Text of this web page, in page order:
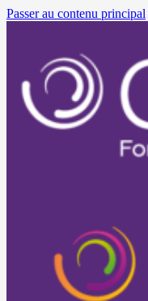
Passer au contenu principal